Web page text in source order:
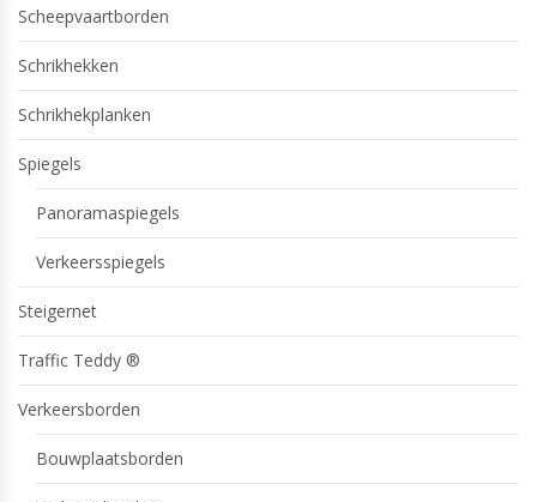
Scheepvaartborden
Schrikhekken
Schrikhekplanken
Spiegels
Panoramaspiegels
Verkeersspiegels
Steigernet
Traffic Teddy ®
Verkeersborden
Bouwplaatsborden